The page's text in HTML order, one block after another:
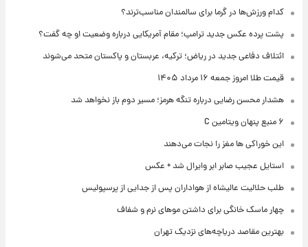
کدام ورزش‌ها در گرما برای سالمندان مناسب‌ترند؟
پشت پرده عکس جدید ترامپ؛ مقام آمریکایی درباره وضعیت او چه گفت؟
ائتلاف دفاعی جدید در ریاض؛ ترکیه، عربستان و پاکستان متحد می‌شوند
قیمت طلا امروز جمعه ۱۶ مرداد ۱۴۰۵
هشدار محسن رضایی درباره تنگه هرمز؛ مسیر دوم باز نخواهد شد
۶ منبع پنهان ویتامین C
این خوراکی ها مغز را نجات می‌دهند
استایل عجیب صابر ابر وایرال شد + عکس
طلب حلالیت عالیشاه از هواداران پس از جدایی از پرسپولیس
چهار ماسک خانگی برای داشتن موهای نرم و شفاف
بهترین مقاصد دریاچه‌های نزدیک تهران